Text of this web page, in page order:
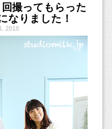
ないこともありますが、
見守ってあげてください♡
生日にチャレンジしてみません
影するだけ！でもOKです。
リーハンドサ
、
！
のイベント撮影のデータお渡し
了承ください。 ）
回撮ってもらった
なりました！
2018